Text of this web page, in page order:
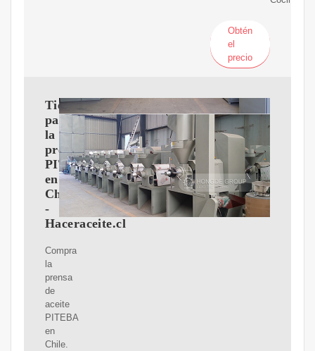
Obtén
el
precio
Tienda
para
la
prensa
PITEBA
en
Chile
-
Haceraceite.cl
Compra
la
prensa
de
aceite
PITEBA
en
Chile.